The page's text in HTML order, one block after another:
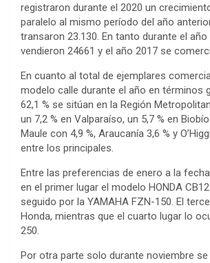
registraron durante el 2020 un
paralelo al mismo período del año
transaron 23.130. En tanto durante el año
vendieron 24661 y el año 2017 se
En cuanto al total de ejemplares
modelo calle durante el año en términos
62,1 % se sitúan en la Región
un 7,2 % en Valparaíso, un 5,7 % en
Maule con 4,9 %, Araucanía 3,6 % y
entre los principales.
Entre las preferencias de enero a la
en el primer lugar el modelo HONDA
seguido por la YAMAHA FZN-150. El
Honda, mientras que el cuarto lugar lo
250.
Por otra parte solo durante noviembre se